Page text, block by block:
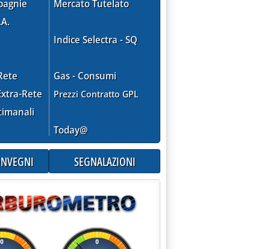
della Consulta'
Rete
Mercato Tutelato
Indice Selectra - SQ
Gas - Consumi
Prezzi Contratto GPL
Today@
SEGNALAZIONI